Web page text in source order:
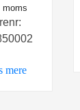
moms
mere